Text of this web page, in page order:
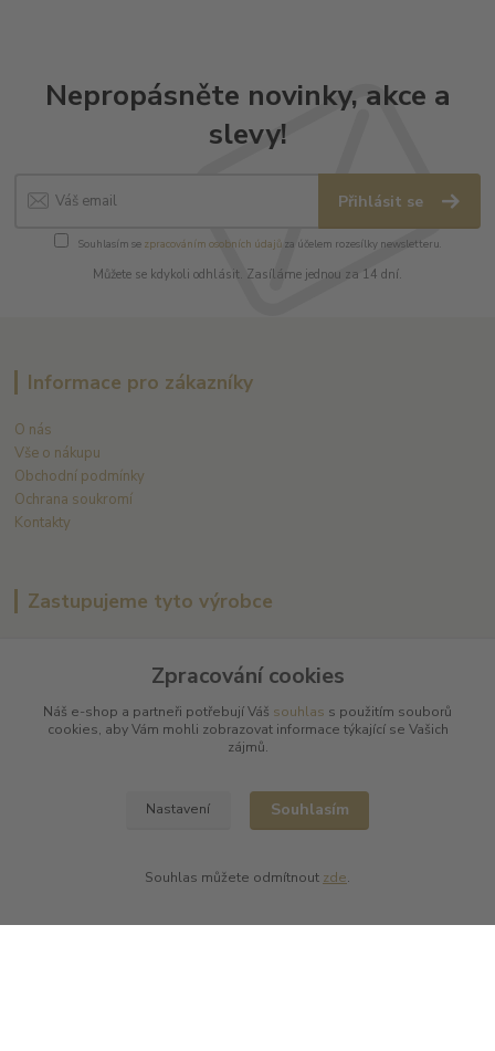
Nepropásněte novinky, akce a
slevy!
Přihlásit se
Souhlasím se zpracováním osobních údajůza účelem rozesílky newsletteru.
Můžete se kdykoli odhlásit. Zasíláme jednou za 14 dní.
Informace pro zákazníky
O nás
Vše o nákupu
Obchodní podmínky
Ochrana soukromí
Kontakty
Zastupujeme tyto výrobce
Chablis Daniel-Etienne Defaix
Champagne Charles Ellner
Zobrazit další výrobce →
Kde nás najdete
L PLUS - Miloslav Lerch
Zpracování cookies
Náš e-shop a partneři potřebují Váš souhlas s použitím souborů
cookies, aby Vám mohli zobrazovat informace týkající se Vašich
zájmů.
Nastavení Souhlasím
Souhlas můžete odmítnout zde.